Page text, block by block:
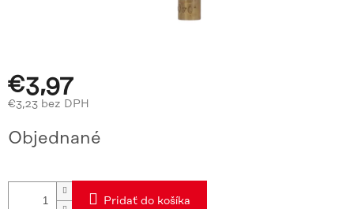
€3,97
€3,23 bez DPH
cena:
Objednané
Pridať do košíka